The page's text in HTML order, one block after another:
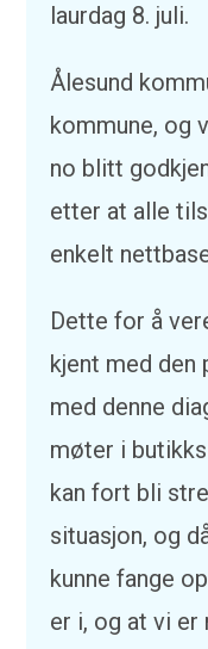
laurdag 8. juli.
Ålesund
kommune, og
no blitt
etter at alle
enkelt
Dette for å
kjent med den
med denne
møter i
kan fort bli
situasjon, og
kunne fange
er i, og at vi